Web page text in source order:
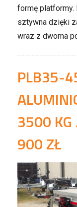
formę platformy.
sztywna dzięki
wraz z dwoma
PLB35-
3500 KG
900 ZŁ